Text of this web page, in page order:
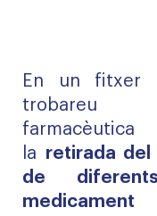
En un fitxer
farmacèutica
la retirada
de
medicament